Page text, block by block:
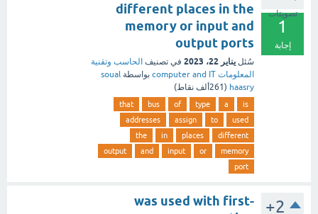
تصويتات
1
إجابة
different places in the
memory or input and
output ports
سُئل يناير 22، 2023 في تصنيف الحاسب وتقنية
المعلومات computer and IT
بواسطة soual
haasry
( 261ألف نقاط)
is
a
type
of
bus
that
used
to
assign
addresses
different
places
in
the
memory
or
input
and
output
port
+2
was used with first-